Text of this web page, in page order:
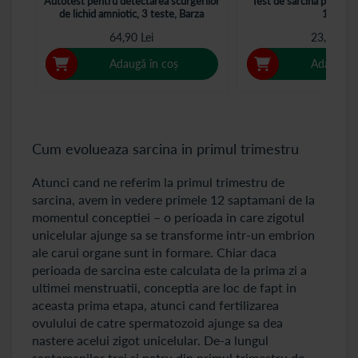
de lichid amniotic, 3 teste, Barza
64,90 Lei
Adaugă în coș
1buc
23,90 Lei
Adaugă
Cum evolueaza sarcina in primul trimestru
Atunci cand ne referim la primul trimestru de
sarcina, avem in vedere primele 12 saptamani de la
momentul conceptiei – o perioada in care zigotul
unicelular ajunge sa se transforme intr-un embrion
ale carui organe sunt in formare. Chiar daca
perioada de sarcina este calculata de la prima zi a
ultimei menstruatii, conceptia are loc de fapt in
aceasta prima etapa, atunci cand fertilizarea
ovulului de catre spermatozoid ajunge sa dea
nastere acelui zigot unicelular. De-a lungul